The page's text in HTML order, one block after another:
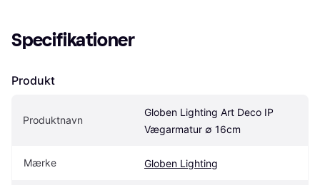
Specifikationer
Produkt
Produktnavn
Globen Lighting Art Deco IP
Vægarmatur ∅ 16cm
Mærke Globen Lighting